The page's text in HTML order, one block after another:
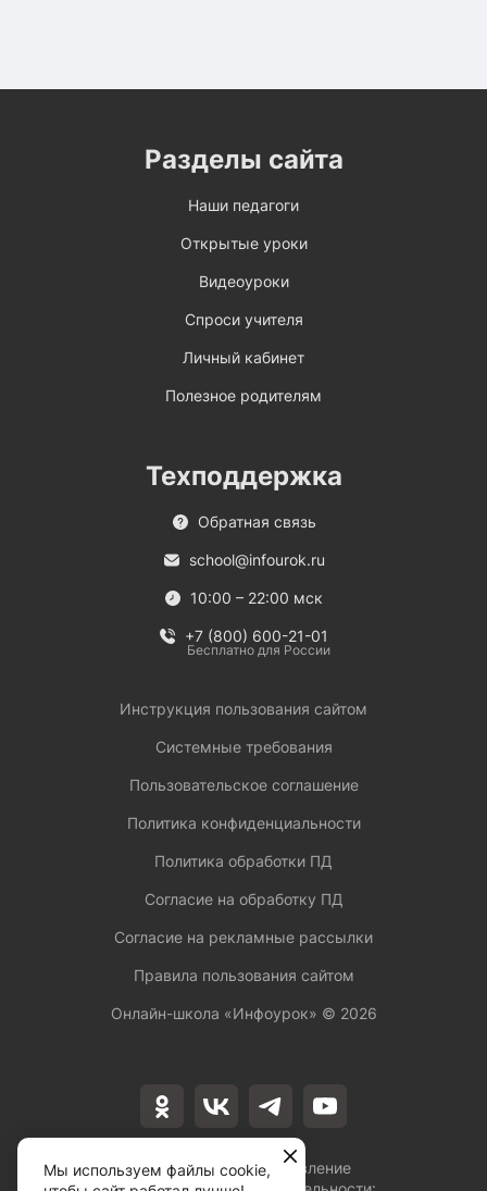
Лицензия на осуществление
Разделы сайта
Наши педагоги
Открытые уроки
Видеоуроки
Спроси учителя
Личный кабинет
Полезное родителям
Техподдержка
Обратная связь
school@infourok.ru
10:00 – 22:00 мск
+7 (800) 600-21-01
Бесплатно для России
Инструкция пользования сайтом
Системные требования
Пользовательское соглашение
Политика конфиденциальности
Политика обработки ПД
Согласие на обработку ПД
Согласие на рекламные рассылки
Правила пользования сайтом
Онлайн-школа «Инфоурок» © 2026
Мы используем файлы cookie,